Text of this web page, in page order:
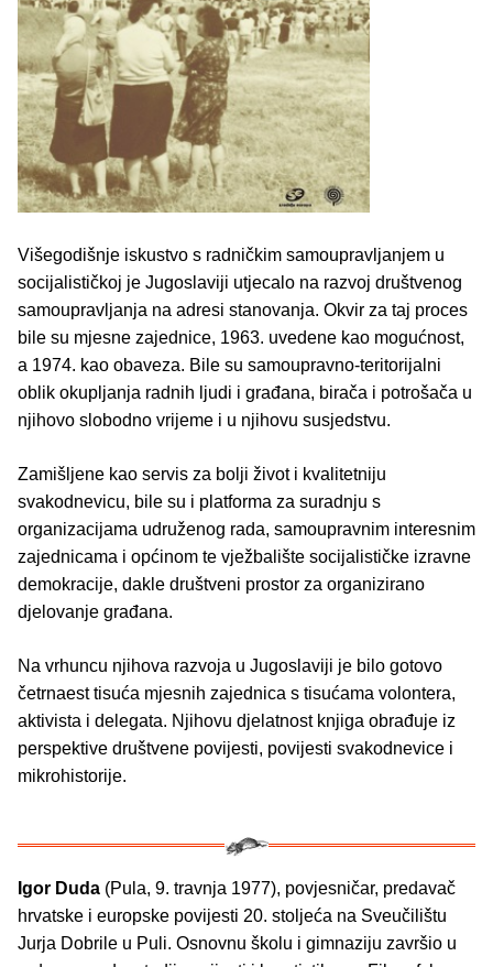
Višegodišnje iskustvo s radničkim samoupravljanjem u
socijalističkoj je Jugoslaviji utjecalo na razvoj društvenog
samoupravljanja na adresi stanovanja. Okvir za taj proces
bile su mjesne zajednice, 1963. uvedene kao mogućnost,
a 1974. kao obaveza. Bile su samoupravno-teritorijalni
oblik okupljanja radnih ljudi i građana, birača i potrošača u
njihovo slobodno vrijeme i u njihovu susjedstvu.
Zamišljene kao servis za bolji život i kvalitetniju
svakodnevicu, bile su i platforma za suradnju s
organizacijama udruženog rada, samoupravnim interesnim
zajednicama i općinom te vježbalište socijalističke izravne
demokracije, dakle društveni prostor za organizirano
djelovanje građana.
Na vrhuncu njihova razvoja u Jugoslaviji je bilo gotovo
četrnaest tisuća mjesnih zajednica s tisućama volontera,
aktivista i delegata. Njihovu djelatnost knjiga obrađuje iz
perspektive društvene povijesti, povijesti svakodnevice i
mikrohistorije.
Igor Duda (Pula, 9. travnja 1977), povjesničar, predavač
hrvatske i europske povijesti 20. stoljeća na Sveučilištu
Jurja Dobrile u Puli. Osnovnu školu i gimnaziju završio u